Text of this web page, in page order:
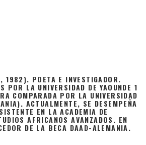
1982). POETA E INVESTIGADOR.
POR LA UNIVERSIDAD DE YAOUNDE 1
COMPARADA POR LA UNIVERSIDAD
ACTUALMENTE, SE DESEMPEÑA
EN LA ACADEMIA DE
AFRICANOS AVANZADOS. EN
DE LA BECA DAAD-ALEMANIA.